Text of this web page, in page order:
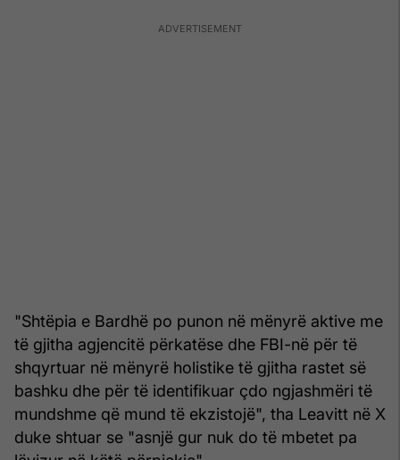
"Shtëpia e Bardhë po punon në mënyrë aktive me
të gjitha agjencitë përkatëse dhe FBI-në për të
shqyrtuar në mënyrë holistike të gjitha rastet së
bashku dhe për të identifikuar çdo ngjashmëri të
mundshme që mund të ekzistojë", tha Leavitt në X
duke shtuar se "asnjë gur nuk do të mbetet pa